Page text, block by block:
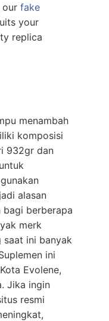
our fake
your
replica
menambah
komposisi
932gr dan
alasan
bagi berberapa
merk
saat ini banyak
ini
Evolene,
Jika ingin
resmi